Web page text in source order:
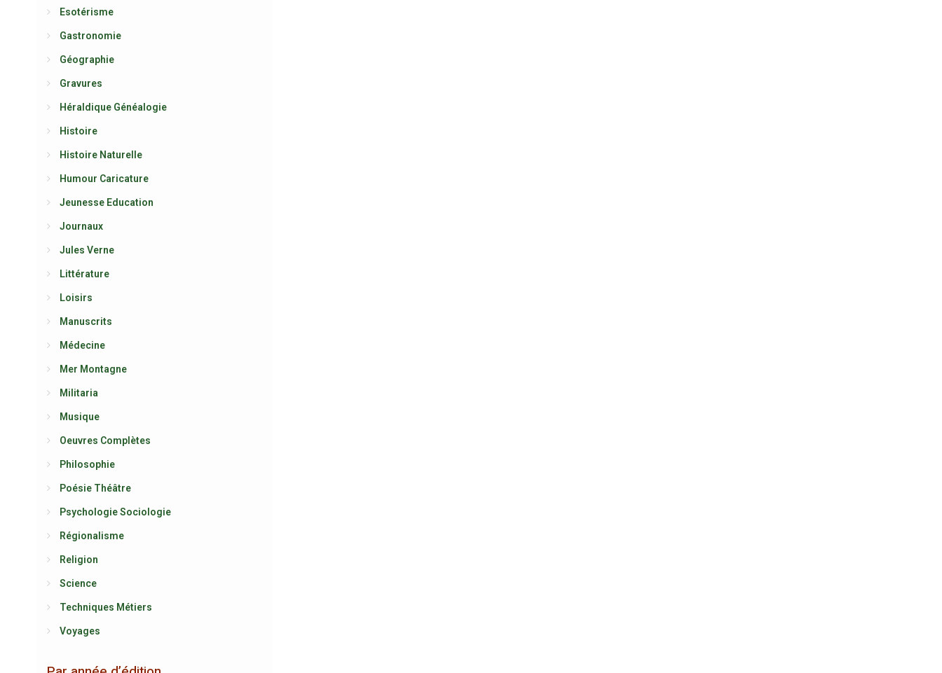
Esotérisme
Gastronomie
Géographie
Gravures
Héraldique Généalogie
Histoire
Histoire Naturelle
Humour Caricature
Jeunesse Education
Journaux
Jules Verne
Littérature
Loisirs
Manuscrits
Médecine
Mer Montagne
Militaria
Musique
Oeuvres Complètes
Philosophie
Poésie Théâtre
Psychologie Sociologie
Régionalisme
Religion
Science
Techniques Métiers
Voyages